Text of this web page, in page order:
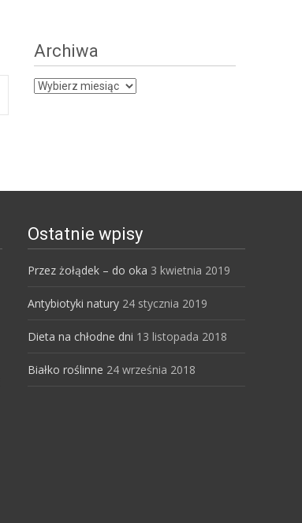
Archiwa
Archiwa
Ostatnie wpisy
Przez żołądek – do oka 3 kwietnia 2019
Antybiotyki natury 24 stycznia 2019
Dieta na chłodne dni 13 listopada 2018
Białko roślinne 24 września 2018